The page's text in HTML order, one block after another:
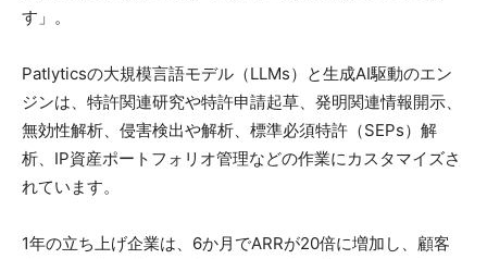
す」。
Patlyticsの大規模言語モデル（LLMs）と生成AI駆動のエン
ジンは、特許関連研究や特許申請起草、発明関連情報開示、
無効性解析、侵害検出や解析、標準必須特許（SEPs）解
析、IP資産ポートフォリオ管理などの作業にカスタマイズさ
れています。
1年の立ち上げ企業は、6か月でARRが20倍に増加し、顧客